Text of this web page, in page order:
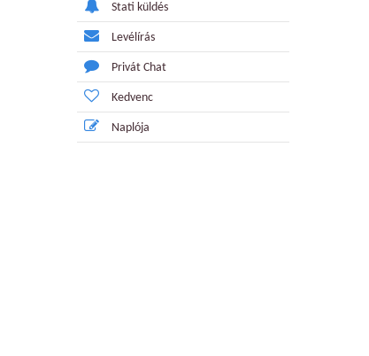
Stati küldés
Levélírás
Privát Chat
Kedvenc
Naplója